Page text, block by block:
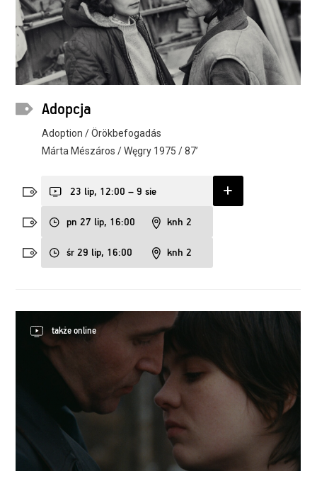
Adopcja
Adoption / Örökbefogadás
Márta Mészáros / Węgry 1975 / 87’
pn 27 lip, 16:00 knh 2
śr 29 lip, 16:00 knh 2
23 lip, 12:00 – 9 sie
także online